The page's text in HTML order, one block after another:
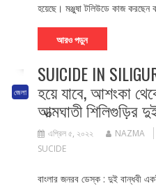
হয়েছে। মঞ্জুষা টলিউডে কাজ করছেন
আরও পড়ুন
জেলা
SUICIDE IN
হয়ে যাবে, আশংকা
আত্মঘাতী শিলিগুড়ির
এপ্রিল ৫, ২০২২ NAZMA
SUCIDE
বাংলার জনরব ডেস্ক : দুই বান্ধবী